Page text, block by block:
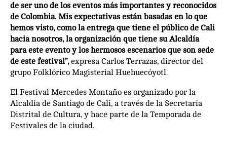
de ser uno de los eventos más importantes y reconocidos
de Colombia. Mis expectativas están basadas en lo que
hemos visto, como la entrega que tiene el público de Cali
hacia nosotros, la organización que tiene su Alcaldía
para este evento y los hermosos escenarios que son sede
de este festival”,expresa Carlos Terrazas, director del
grupo Folklórico Magisterial Huehuecóyotl.
El Festival Mercedes Montaño es organizado por la
Alcaldía de Santiago de Cali, a través de la Secretaría
Distrital de Cultura, y hace parte de la Temporada de
Festivales de la ciudad.